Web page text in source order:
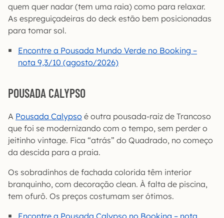
quem quer nadar (tem uma raia) como para relaxar.
As espreguiçadeiras do deck estão bem posicionadas
para tomar sol.
Encontre a Pousada Mundo Verde no Booking –
nota 9,3/10 (agosto/2026)
POUSADA CALYPSO
A Pousada Calypso é outra pousada-raiz de Trancoso
que foi se modernizando com o tempo, sem perder o
jeitinho vintage. Fica “atrás” do Quadrado, no começo
da descida para a praia.
Os sobradinhos de fachada colorida têm interior
branquinho, com decoração clean. À falta de piscina,
tem ofurô. Os preços costumam ser ótimos.
Encontre a Pousada Calypso no Booking – nota